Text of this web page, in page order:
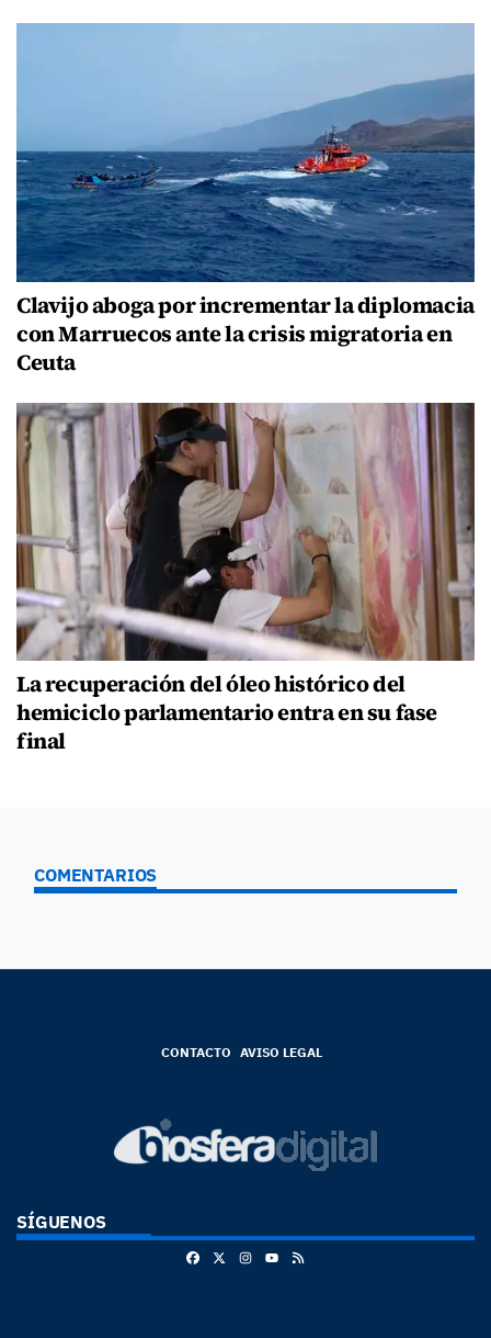
Clavijo aboga por incrementar la diplomacia
con Marruecos ante la crisis migratoria en
Ceuta
La recuperación del óleo histórico del
hemiciclo parlamentario entra en su fase
final
COMENTARIOS
CONTACTO AVISO LEGAL
SÍGUENOS
FacebookInstagram